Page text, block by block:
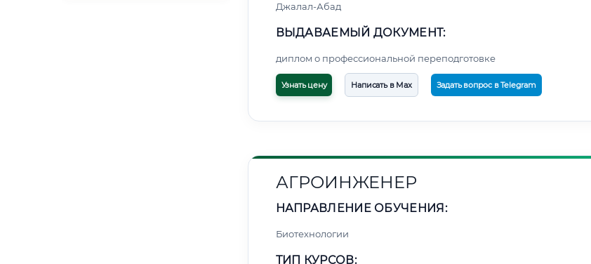
Джалал-Абад
ВЫДАВАЕМЫЙ ДОКУМЕНТ:
диплом о профессиональной переподготовке
Узнать цену Написать в Max Задать вопрос в Telegram
АГРОИНЖЕНЕР
НАПРАВЛЕНИЕ ОБУЧЕНИЯ:
Биотехнологии
ТИП КУРСОВ: